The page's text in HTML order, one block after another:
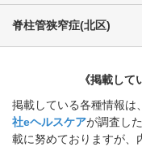
脊柱管狭窄症(北区)
《掲載して
掲載している各種情報は
社eヘルスケアが調査し
載に努めておりますが、